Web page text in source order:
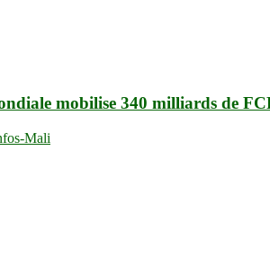
mobilise 340 milliards de
Mali